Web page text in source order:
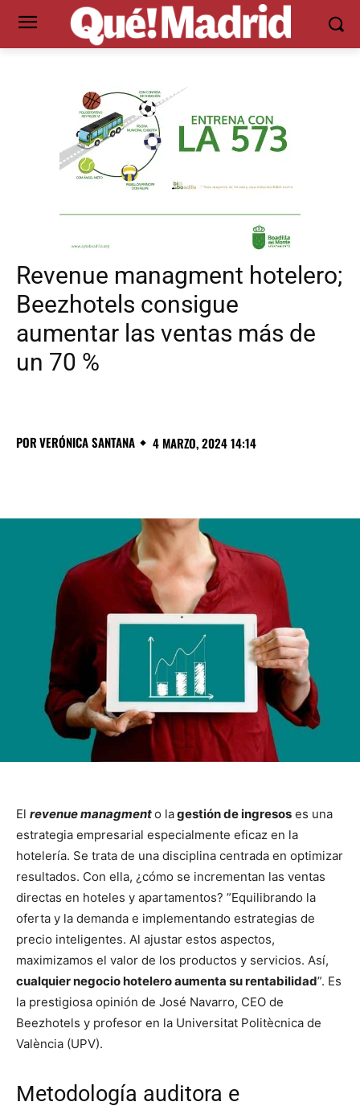
Revenue managment hotelero;
Beezhotels consigue
aumentar las ventas más de
un 70 %
PORVERÓNICA SANTANA 4 MARZO, 2024 14:14
El revenue managmento lagestión de ingresos es una
estrategia empresarial especialmente eficaz en la
hotelería. Se trata de una disciplina centrada en optimizar
resultados. Con ella, ¿cómo se incrementan las ventas
directas en hoteles y apartamentos? ”Equilibrando la
oferta y la demanda e implementando estrategias de
precio inteligentes. Al ajustar estos aspectos,
maximizamos el valor de los productos y servicios. Así,
cualquier negocio hotelero aumenta su rentabilidad”. Es
la prestigiosa opinión de José Navarro, CEO de
Beezhotels y profesor en la Universitat Politècnica de
València (UPV).
Metodología auditora e